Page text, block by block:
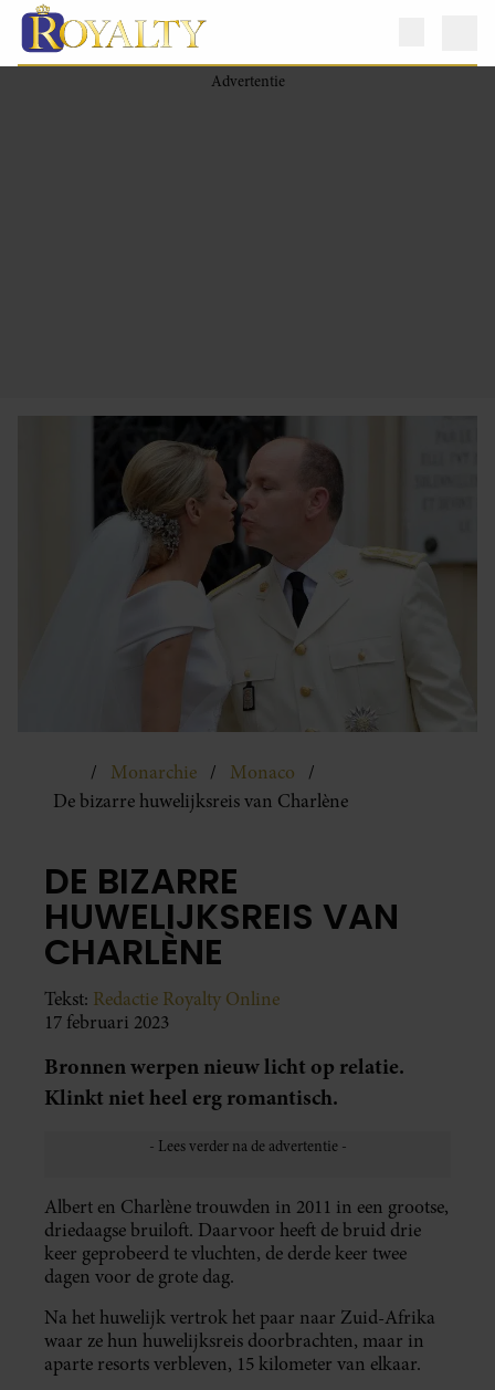
Monarchie
Monaco
De bizarre huwelijksreis van Charlène
DE BIZARRE
HUWELIJKSREIS VAN
CHARLÈNE
Tekst: Redactie Royalty Online
17 februari 2023
Bronnen werpen nieuw licht op relatie.
Klinkt niet heel erg romantisch.
Albert en Charlène trouwden in 2011 in een grootse,
driedaagse bruiloft. Daarvoor heeft de bruid drie
keer geprobeerd te vluchten, de derde keer twee
dagen voor de grote dag.
Na het huwelijk vertrok het paar naar Zuid-Afrika
waar ze hun huwelijksreis doorbrachten, maar in
aparte resorts verbleven, 15 kilometer van elkaar.